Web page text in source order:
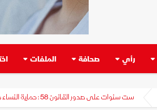
رأي صحافة الملفات
ست سنوات على صدور القانون 58 : حماية النساء ضحايا العنف بين النص والواقع